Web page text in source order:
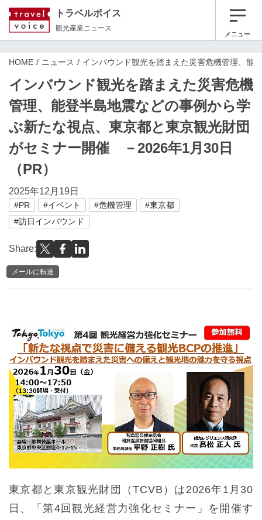
トラベルボイス
観光産業ニュース
メニュー
HOME ニュース インバウンド観光を踏まえた災害危機管理、
インバウンド観光を踏まえた災害危機
管理、能登半島地震などの事例から学
ぶ新たな視点、東京都と東京観光財団
がセミナー開催 －2026年1月30日
（PR）
2025年12月19日
#PR #イベント #危機管理
#東京都
#訪日インバウンド
Share:
メールに転送
東京都と東京観光財団（TCVB）は2026年1月30
日、「第4回観光経営力強化セミナー」を開催す